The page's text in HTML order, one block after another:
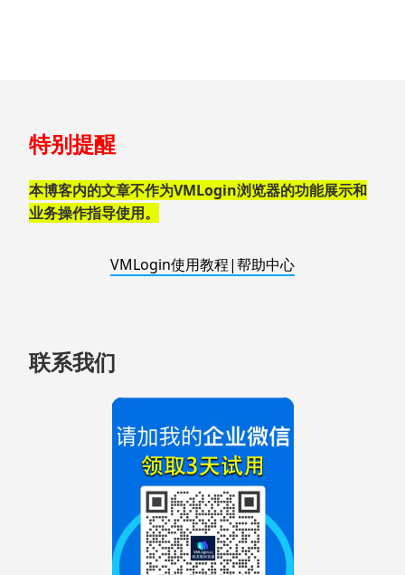
至
脚
特别提醒
本博客内的文章不作为VMLogin浏览器的功能展示和
业务操作指导使用。
VMLogin使用教程|帮助中心
联系我们